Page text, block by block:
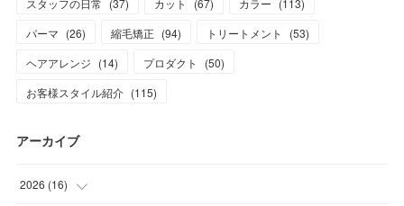
スタッフの日常 (37) カット (67) カラー (113)
パーマ (26) 縮毛矯正 (94) トリートメント (53)
ヘアアレンジ (14) プロダクト (50)
お客様スタイル紹介 (115)
アーカイブ
2026 (16)